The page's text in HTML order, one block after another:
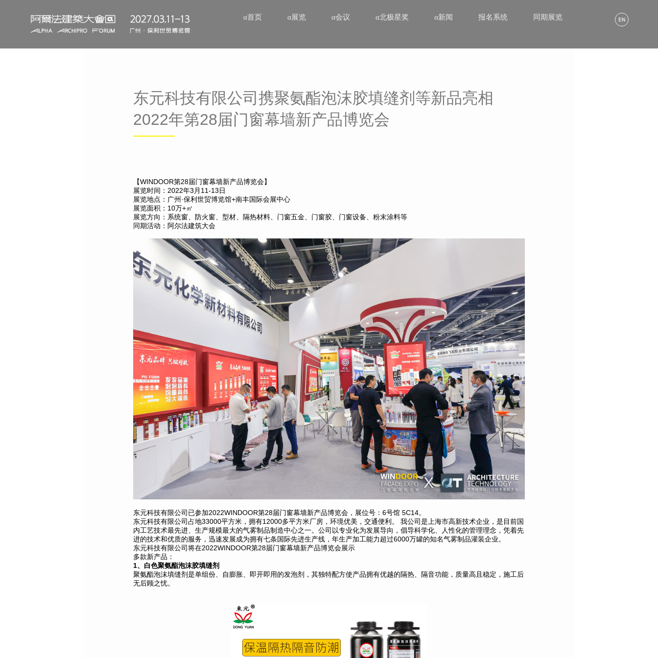
α首页 α展览 α会议 α北极星奖 α新闻 报名系统 同期展览
东元科技有限公司携聚氨酯泡沫胶填缝剂等新品亮相
2022年第28届门窗幕墙新产品博览会
【WINDOOR第28届门窗幕墙新产品博览会】
展览时间：2022年3月11-13日
展览地点：广州 ·保利世贸博览馆+南丰国际会展中心
展览面积：10万+㎡
展览方向：系统窗、防火窗、型材、隔热材料、门窗五金、门窗胶、门窗设备、粉末涂料等
同期活动：阿尔法建筑大会
东元科技有限公司 已参加2022WINDOOR第28届门窗幕墙新产品博览会，展位号：6号馆 5C14。
东元科技有限公司占地33000平方米，拥有12000多平方米厂房，环境优美，交通便利。 我公司是上海市高新技术企业，是目前国
内工艺技术最先进、生产规模最大的气雾制品制造中心之一。公司以专业化为发展导向，倡导科学化、人性化的管理理念，凭着先
进的技术和优质的服务，迅速发展成为拥有七条国际先进生产线，年生产加工能力超过6000万罐的知名气雾制品灌装企业。
东元科技有限公司将在2022WINDOOR第28届门窗幕墙新产品博览会展示
多款新产品：
1、白色聚氨酯泡沫胶填缝剂
聚氨酯泡沫填缝剂是单组份、自膨胀、即开即用的发泡剂，其独特配方使产品拥有优越的隔热、隔音功能，质量高且稳定，施工后
无后顾之忧。